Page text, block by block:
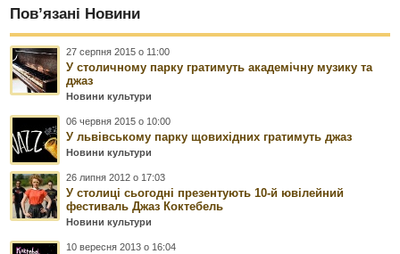
Пов’язані Новини
27 серпня 2015 о 11:00
У столичному парку гратимуть академічну музику та
джаз
Новини культури
06 червня 2015 о 10:00
У львівському парку щовихідних гратимуть джаз
Новини культури
26 липня 2012 о 17:03
У столиці сьогодні презентують 10-й ювілейний
фестиваль Джаз Коктебель
Новини культури
10 вересня 2013 о 16:04